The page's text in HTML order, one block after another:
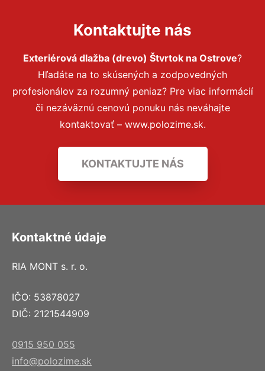
Kontaktujte nás
Exteriérová dlažba (drevo) Štvrtok na Ostrove?
Hľadáte na to skúsených a zodpovedných
profesionálov za rozumný peniaz? Pre viac informácií
či nezáväznú cenovú ponuku nás neváhajte
kontaktovať – www.polozime.sk.
KONTAKTUJTE NÁS
Kontaktné údaje
RIA MONT s. r. o.
IČO: 53878027
DIČ: 2121544909
0915 950 055
info@polozime.sk